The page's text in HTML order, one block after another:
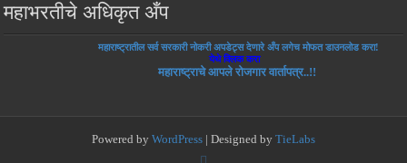
महाभरतीचे अधिकृत अँप
महाराष्ट्रातील सर्व सरकारी नोकरी अपडेट्स देणारे अँप लगेच मोफत डाउनलोड करा!
येथे क्लिक करा
महाराष्ट्राचे आपले रोजगार वार्तापत्र..!!
Powered by WordPress | Designed by TieLabs